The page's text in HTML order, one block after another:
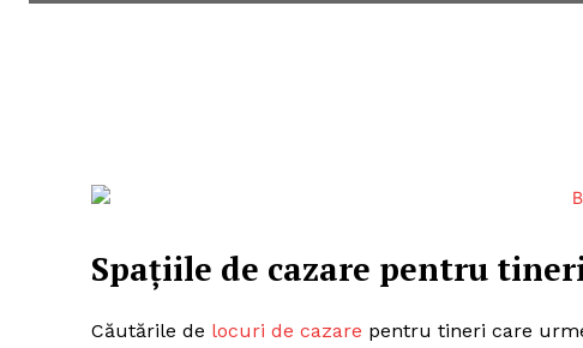
Spațiile de cazare pentru
Căutările de locuri de cazare pentru tineri care